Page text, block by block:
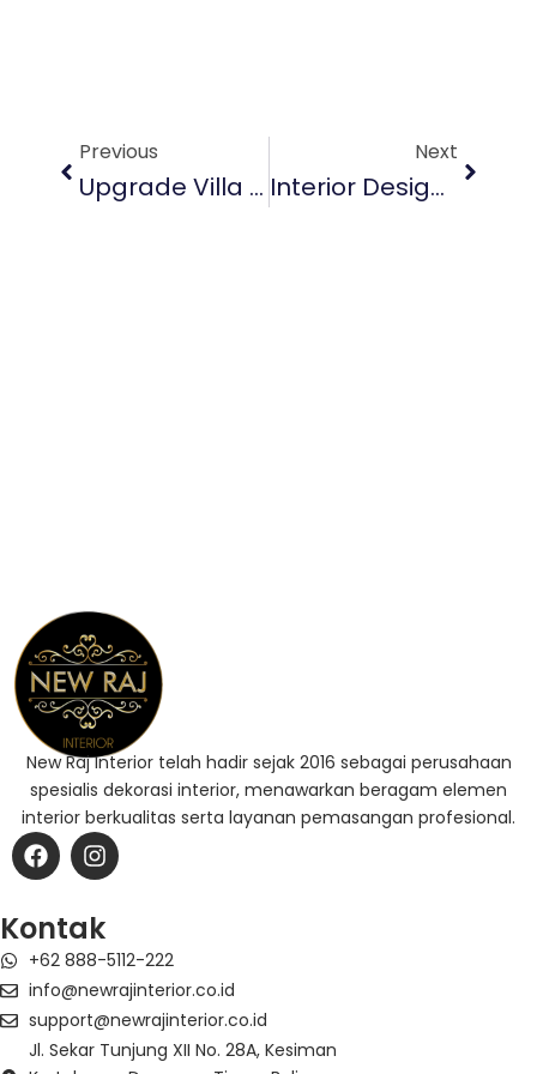
Previous
Upgrade Villa Anda Dengan Jasa Interior Villa Di Bali Profesional
Next
Interior Design Bali Sentuhan Artistik Yang Mengubah Ruang
New Raj Interior telah hadir sejak 2016 sebagai perusahaan
spesialis dekorasi interior, menawarkan beragam elemen
interior berkualitas serta layanan pemasangan profesional.
F
a
e
b
o
o
k
I
n
t
a
g
r
a
m
Kontak
+62 888-5112-222
info@newrajinterior.co.id
support@newrajinterior.co.id
Jl. Sekar Tunjung XII No. 28A, Kesiman